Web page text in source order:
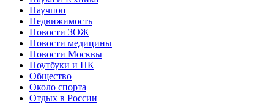
Научпоп
Недвижимость
Новости ЗОЖ
Новости медицины
Новости Москвы
Ноутбуки и ПК
Общество
Около спорта
Отдых в России